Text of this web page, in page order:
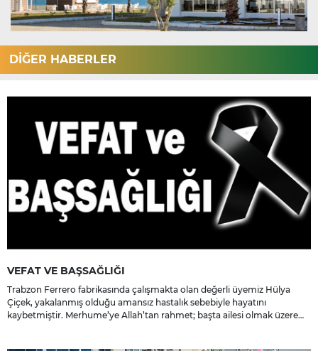
DİĞER HABERLER
VEFAT VE BAŞSAĞLIĞI
Trabzon Ferrero fabrikasında çalışmakta olan değerli üyemiz Hülya
Çiçek, yakalanmış olduğu amansız hastalık sebebiyle hayatını
kaybetmiştir. Merhume’ye Allah’tan rahmet; başta ailesi olmak üzere